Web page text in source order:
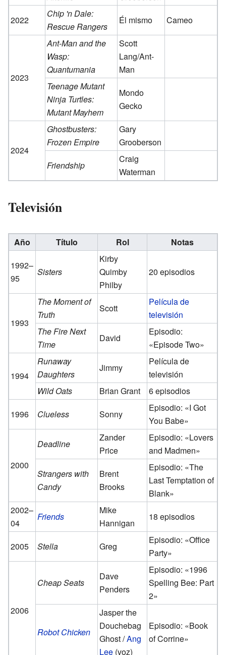
2022
Chip 'n Dale:
Rescue Rangers
Él mismo Cameo
2023
Ant-Man and the
Wasp:
Quantumania
Scott
Lang/Ant-
Man
Teenage Mutant
Ninja Turtles:
Mutant Mayhem
Mondo
Gecko
2024
Ghostbusters:
Frozen Empire
Gary
Grooberson
Friendship
Craig
Waterman
Televisión
Año Título Rol
Notas
1992–
95
Sisters
Kirby
Quimby
Philby
20 episodios
1993
The Moment of
Truth
Scott
Película de
televisión
The Fire Next
Time
David
Episodio:
«Episode Two»
1994
Runaway
Daughters
Jimmy
Película de
televisión
Wild Oats
Brian Grant
6 episodios
1996
Clueless Sonny
Episodio: «I Got
You Babe»
2000
Deadline
Zander
Price
Episodio: «Lovers
and Madmen»
Strangers with
Candy
Brent
Brooks
Episodio: «The
Last Temptation of
Blank»
2002–
04
Friends
Mike
Hannigan
18 episodios
2005 Stella Greg
Episodio: «Office
Party»
2006
Cheap Seats
Dave
Penders
Episodio: «1996
Spelling Bee: Part
2»
Robot Chicken
Jasper the
Douchebag
Ghost /Ang
Lee (voz)
Episodio: «Book
of Corrine»